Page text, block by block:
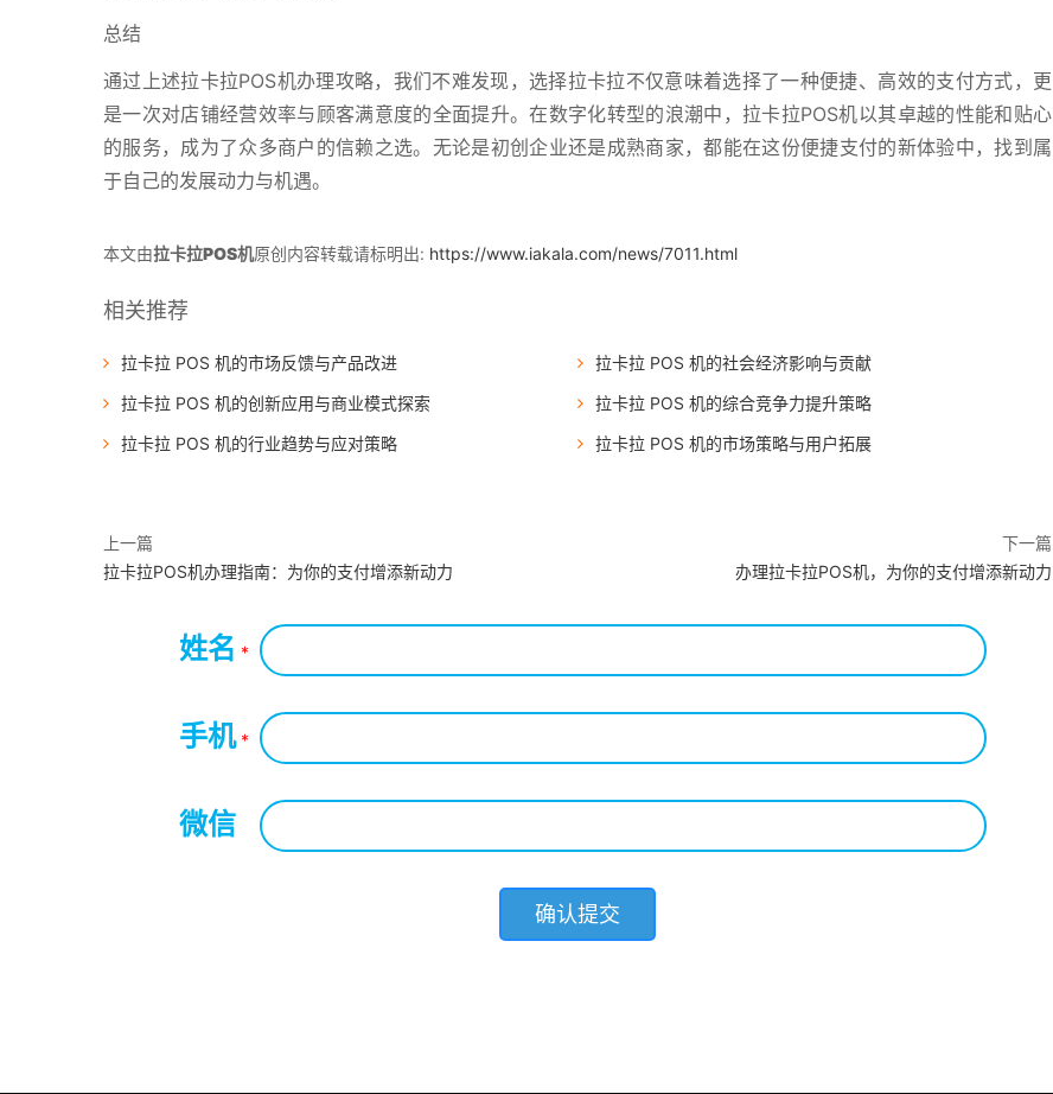
总结
通过上述拉卡拉POS机办理攻略，我们不难发现，选择拉卡拉不仅意味着选择了一种便捷、高效的支付方式，更
是一次对店铺经营效率与顾客满意度的全面提升。在数字化转型的浪潮中，拉卡拉POS机以其卓越的性能和贴心
的服务，成为了众多商户的信赖之选。无论是初创企业还是成熟商家，都能在这份便捷支付的新体验中，找到属
于自己的发展动力与机遇。
本文由拉卡拉POS机原创内容转载请标明出: https://www.iakala.com/news/7011.html
相关推荐
拉卡拉 POS 机的市场反馈与产品改进
拉卡拉 POS 机的社会经济影响与贡献
拉卡拉 POS 机的创新应用与商业模式探索
拉卡拉 POS 机的综合竞争力提升策略
拉卡拉 POS 机的行业趋势与应对策略
拉卡拉 POS 机的市场策略与用户拓展
上一篇
拉卡拉POS机办理指南：为你的支付增添新动力
下一篇
办理拉卡拉POS机，为你的支付增添新动力
姓名 *
手机*
微信